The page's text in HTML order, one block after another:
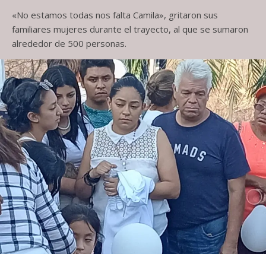
«No estamos todas nos falta Camila», gritaron sus
familiares mujeres durante el trayecto, al que se sumaron
alrededor de 500 personas.